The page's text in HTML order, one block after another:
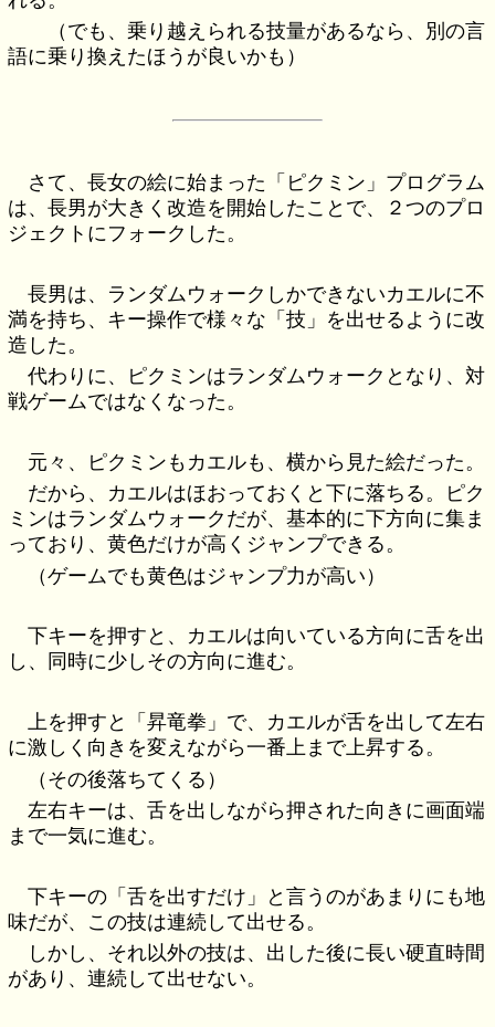
（でも、乗り越えられる技量があるなら、別の言
語に乗り換えたほうが良いかも）
さて、長女の絵に始まった「ピクミン」プログラム
は、長男が大きく改造を開始したことで、２つのプロ
ジェクトにフォークした。
長男は、ランダムウォークしかできないカエルに不
満を持ち、キー操作で様々な「技」を出せるように改
造した。
代わりに、ピクミンはランダムウォークとなり、対
戦ゲームではなくなった。
元々、ピクミンもカエルも、横から見た絵だった。
だから、カエルはほおっておくと下に落ちる。ピク
ミンはランダムウォークだが、基本的に下方向に集ま
っており、黄色だけが高くジャンプできる。
（ゲームでも黄色はジャンプ力が高い）
下キーを押すと、カエルは向いている方向に舌を出
し、同時に少しその方向に進む。
上を押すと「昇竜拳」で、カエルが舌を出して左右
に激しく向きを変えながら一番上まで上昇する。
（その後落ちてくる）
左右キーは、舌を出しながら押された向きに画面端
まで一気に進む。
下キーの「舌を出すだけ」と言うのがあまりにも地
味だが、この技は連続して出せる。
しかし、それ以外の技は、出した後に長い硬直時間
があり、連続して出せない。